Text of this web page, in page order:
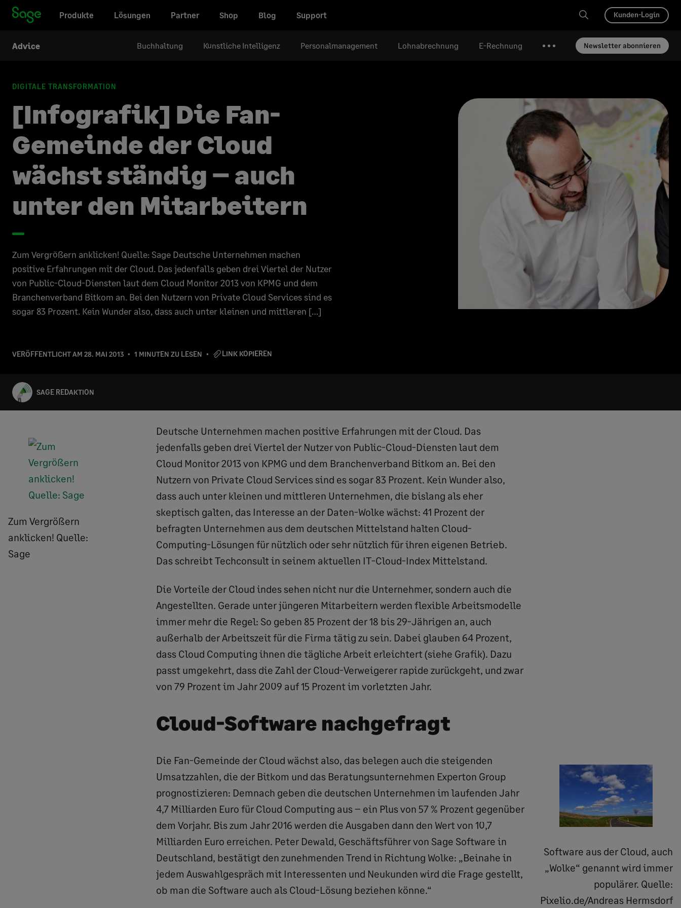
Produkte
Lösungen Partner Shop Blog Support Kunden-Login
Advice Buchhaltung Künstliche Intelligenz Personalmanagement Lohnabrechnung E-Rechnung Newsletter abonnieren
DIGITALE TRANSFORMATION
[Infografik] Die Fan-
Gemeinde der Cloud
wächst ständig – auch
unter den Mitarbeitern
Zum Vergrößern anklicken! Quelle: Sage Deutsche Unternehmen machen
positive Erfahrungen mit der Cloud. Das jedenfalls geben drei Viertel der Nutzer
von Public-Cloud-Diensten laut dem Cloud Monitor 2013 von KPMG und dem
Branchenverband Bitkom an. Bei den Nutzern von Private Cloud Services sind es
sogar 83 Prozent. Kein Wunder also, dass auch unter kleinen und mittleren […]
VERÖFFENTLICHT AM 28. MAI 2013 1 MINUTEN ZU LESEN LINK KOPIEREN
SAGE REDAKTION
Zum Vergrößern
anklicken! Quelle:
Sage
Deutsche Unternehmen machen positive Erfahrungen mit der Cloud. Das
jedenfalls geben drei Viertel der Nutzer von Public-Cloud-Diensten laut dem
Cloud Monitor 2013 von KPMG und dem Branchenverband Bitkom an. Bei den
Nutzern von Private Cloud Services sind es sogar 83 Prozent. Kein Wunder also,
dass auch unter kleinen und mittleren Unternehmen, die bislang als eher
skeptisch galten, das Interesse an der Daten-Wolke wächst: 41 Prozent der
befragten Unternehmen aus dem deutschen Mittelstand halten Cloud-
Computing-Lösungen für nützlich oder sehr nützlich für ihren eigenen Betrieb.
Das schreibt Techconsult in seinem aktuellen IT-Cloud-Index Mittelstand.
Die Vorteile der Cloud indes sehen nicht nur die Unternehmer, sondern auch die
Angestellten. Gerade unter jüngeren Mitarbeitern werden flexible Arbeitsmodelle
immer mehr die Regel: So geben 85 Prozent der 18 bis 29-Jährigen an, auch
außerhalb der Arbeitszeit für die Firma tätig zu sein. Dabei glauben 64 Prozent,
dass Cloud Computing ihnen die tägliche Arbeit erleichtert (siehe Grafik). Dazu
passt umgekehrt, dass die Zahl der Cloud-Verweigerer rapide zurückgeht, und zwar
von 79 Prozent im Jahr 2009 auf 15 Prozent im vorletzten Jahr.
Cloud-Software nachgefragt
Software aus der Cloud, auch
„Wolke“ genannt wird immer
populärer. Quelle:
Pixelio.de/Andreas Hermsdorf
Die Fan-Gemeinde der Cloud wächst also, das belegen auch die steigenden
Umsatzzahlen, die der Bitkom und das Beratungsunternehmen Experton Group
prognostizieren: Demnach geben die deutschen Unternehmen im laufenden Jahr
4,7 Milliarden Euro für Cloud Computing aus – ein Plus von 57 % Prozent gegenüber
dem Vorjahr. Bis zum Jahr 2016 werden die Ausgaben dann den Wert von 10,7
Milliarden Euro erreichen. Peter Dewald, Geschäftsführer von Sage Software in
Deutschland, bestätigt den zunehmenden Trend in Richtung Wolke: „Beinahe in
jedem Auswahlgespräch mit Interessenten und Neukunden wird die Frage gestellt,
ob man die Software auch als Cloud-Lösung beziehen könne.“